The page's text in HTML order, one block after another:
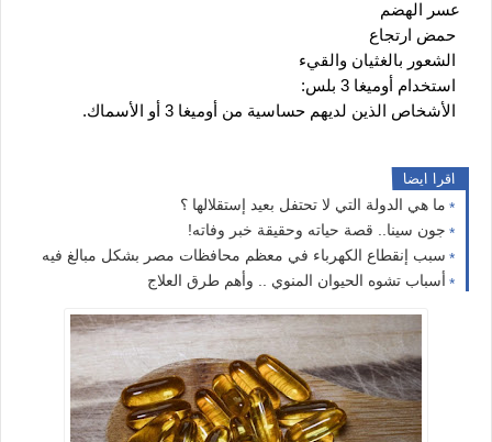
عسر الهضم
حمض ارتجاع
الشعور بالغثيان والقيء
استخدام أوميغا 3 بلس:
الأشخاص الذين لديهم حساسية من أوميغا 3 أو الأسماك.
اقرا ايضا
ما هي الدولة التي لا تحتفل بعيد إستقلالها ؟
جون سينا.. قصة حياته وحقيقة خبر وفاته!
سبب إنقطاع الكهرباء في معظم محافظات مصر بشكل مبالغ فيه
أسباب تشوه الحيوان المنوي .. وأهم طرق العلاج